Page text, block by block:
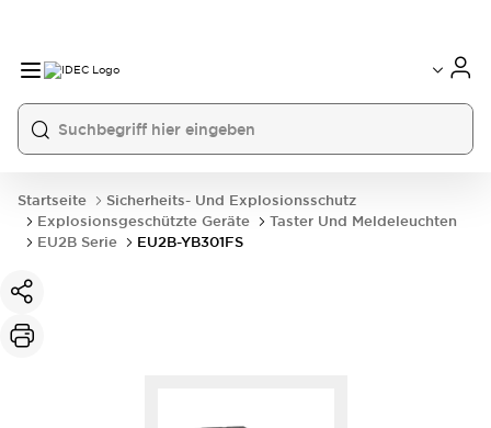
Startseite
Sicherheits- Und Explosionsschutz
Explosionsgeschützte Geräte
Taster Und Meldeleuchten
EU2B Serie
EU2B-YB301FS